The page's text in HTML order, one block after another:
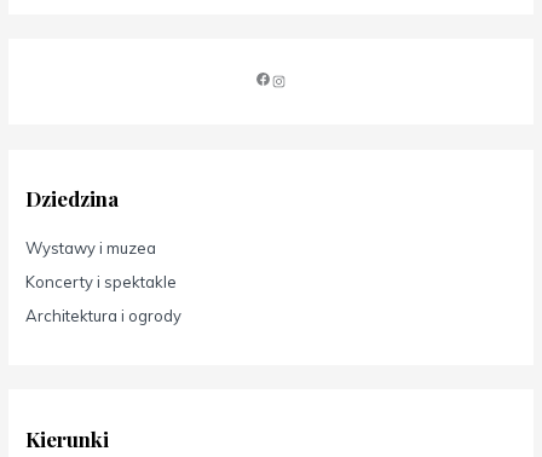
Dziedzina
Wystawy i muzea
Koncerty i spektakle
Architektura i ogrody
Kierunki